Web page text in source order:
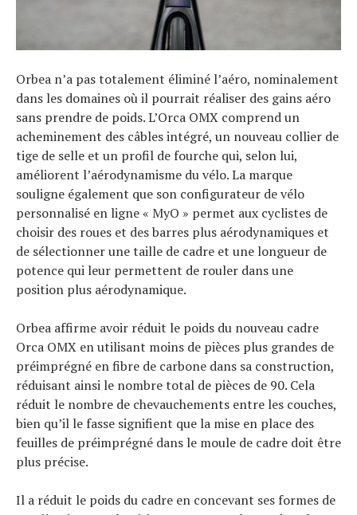
Orbea n’a pas totalement éliminé l’aéro, nominalement
dans les domaines où il pourrait réaliser des gains aéro
sans prendre de poids. L’Orca OMX comprend un
acheminement des câbles intégré, un nouveau collier de
tige de selle et un profil de fourche qui, selon lui,
améliorent l’aérodynamisme du vélo. La marque
souligne également que son configurateur de vélo
personnalisé en ligne « MyO » permet aux cyclistes de
choisir des roues et des barres plus aérodynamiques et
de sélectionner une taille de cadre et une longueur de
potence qui leur permettent de rouler dans une
position plus aérodynamique.
Orbea affirme avoir réduit le poids du nouveau cadre
Orca OMX en utilisant moins de pièces plus grandes de
préimprégné en fibre de carbone dans sa construction,
réduisant ainsi le nombre total de pièces de 90. Cela
réduit le nombre de chevauchements entre les couches,
bien qu’il le fasse signifient que la mise en place des
feuilles de préimprégné dans le moule de cadre doit être
plus précise.
Il a réduit le poids du cadre en concevant ses formes de